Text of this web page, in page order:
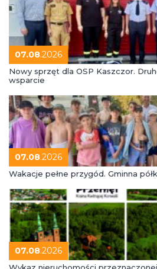
07.08.2026
Nowy sprzęt dla OSP Kaszczor.
wsparcie
07.08.2026
Wakacje pełne przygód. Gminna
07.08.2026